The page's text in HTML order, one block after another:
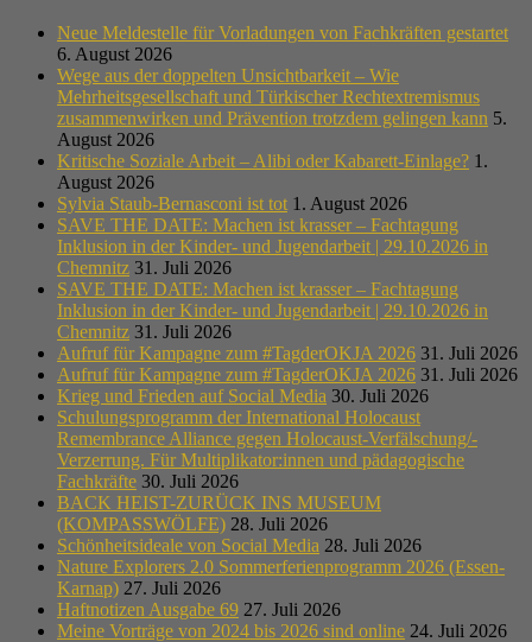
Neue Meldestelle für Vorladungen von Fachkräften gestartet
6. August 2026
Wege aus der doppelten Unsichtbarkeit – Wie
Mehrheitsgesellschaft und Türkischer Rechtextremismus
zusammenwirken und Prävention trotzdem gelingen kann 5.
August 2026
Kritische Soziale Arbeit – Alibi oder Kabarett-Einlage? 1.
August 2026
Sylvia Staub-Bernasconi ist tot 1. August 2026
SAVE THE DATE: Machen ist krasser – Fachtagung
Inklusion in der Kinder- und Jugendarbeit | 29.10.2026 in
Chemnitz 31. Juli 2026
SAVE THE DATE: Machen ist krasser – Fachtagung
Inklusion in der Kinder- und Jugendarbeit | 29.10.2026 in
Chemnitz 31. Juli 2026
Aufruf für Kampagne zum #TagderOKJA 2026 31. Juli 2026
Aufruf für Kampagne zum #TagderOKJA 2026 31. Juli 2026
Krieg und Frieden auf Social Media 30. Juli 2026
Schulungsprogramm der International Holocaust
Remembrance Alliance gegen Holocaust-Verfälschung/-
Verzerrung. Für Multiplikator:innen und pädagogische
Fachkräfte 30. Juli 2026
BACK HEIST-ZURÜCK INS MUSEUM
(KOMPASSWÖLFE) 28. Juli 2026
Schönheitsideale von Social Media 28. Juli 2026
Nature Explorers 2.0 Sommerferienprogramm 2026 (Essen-
Karnap) 27. Juli 2026
Haftnotizen Ausgabe 69 27. Juli 2026
Meine Vorträge von 2024 bis 2026 sind online 24. Juli 2026